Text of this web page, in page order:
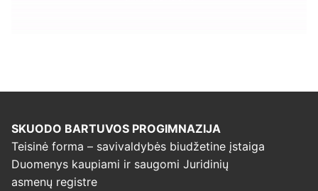
SKUODO BARTUVOS PROGIMNAZIJA
Teisinė forma – savivaldybės biudžetine įstaiga
Duomenys kaupiami ir saugomi Juridinių
asmenų registre